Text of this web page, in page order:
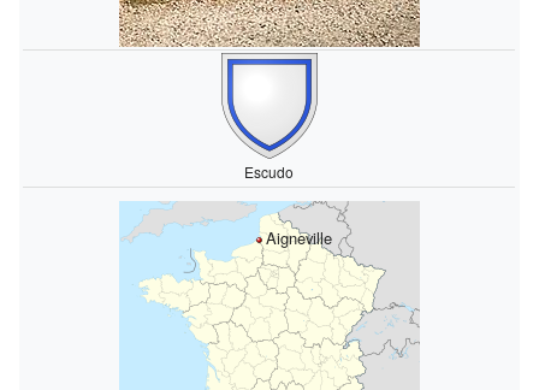
Escudo
Aigneville